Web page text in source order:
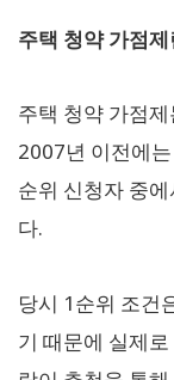
주택 청약 가점제
주택 청약 가점
2007년 이전에
순위 신청자 중
다.
당시 1순위 조건
기 때문에 실제